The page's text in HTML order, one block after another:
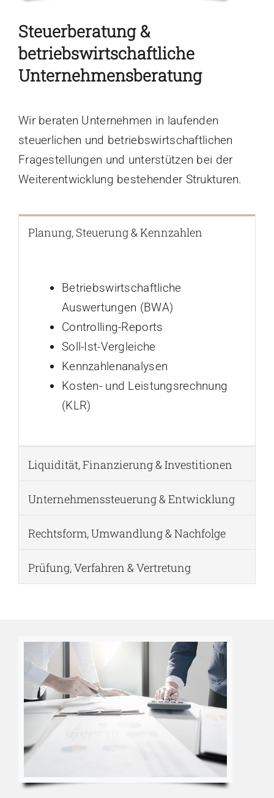
Steuerberatung &
betriebswirtschaftliche
Unternehmensberatung
Wir beraten Unternehmen in laufenden
steuerlichen und betriebswirtschaftlichen
Fragestellungen und unterstützen bei der
Weiterentwicklung bestehender Strukturen.
Planung, Steuerung & Kennzahlen
Betriebswirtschaftliche
Auswertungen (BWA)
Controlling-Reports
Soll-Ist-Vergleiche
Kennzahlenanalysen
Kosten- und Leistungsrechnung
(KLR)
Liquidität, Finanzierung & Investitionen
Unternehmenssteuerung & Entwicklung
Rechtsform, Umwandlung & Nachfolge
Prüfung, Verfahren & Vertretung